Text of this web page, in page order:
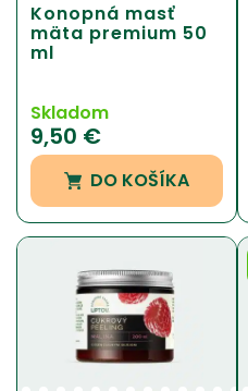
Konopná masť
mäta premium 50
ml
Skladom
9,50 €
DO KOŠÍKA